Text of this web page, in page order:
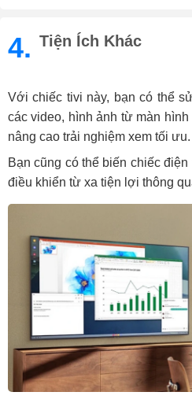
4. Tiện Ích Khác
Với chiếc tivi này, bạn có thể
các video, hình ảnh từ màn
nâng cao trải nghiệm xem tối ưu.
Bạn cũng có thể biến chiếc
điều khiển từ xa tiện lợi thông